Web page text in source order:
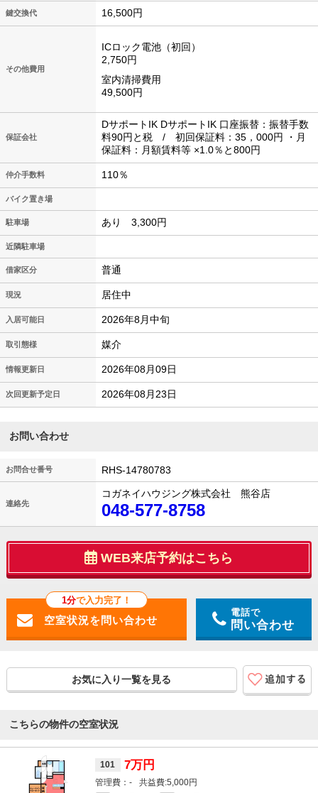
鍵交換代 16,500円
その他費用
ICロック電池（初回）
2,750円
室内清掃費用
49,500円
保証会社
DサポートIK DサポートIK 口座振替：振替手数
料90円と税 / 初回保証料：35，000円 ・月
保証料：月額賃料等 ×1.0％と800円
仲介手数料 110％
バイク置き場
駐車場 あり 3,300円
近隣駐車場
借家区分 普通
現況 居住中
入居可能日 2026年8月中旬
取引態様 媒介
情報更新日 2026年08月09日
次回更新予定日 2026年08月23日
お問い合わせ
お問合せ番号 RHS-14780783
連絡先
コガネイハウジング株式会社 熊谷店
048-577-8758
WEB来店予約はこちら
1分で入力完了！
電話で
問い合わせ
お気に入り一覧を見る
こちらの物件の空室状況
101 7万円
- 5,000円